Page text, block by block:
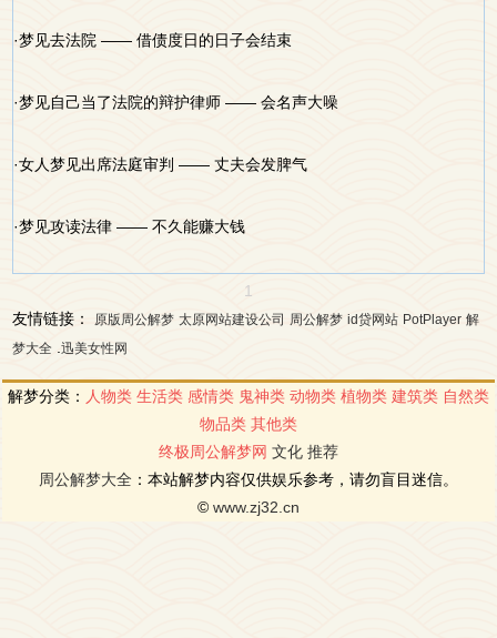
·梦见去法院 —— 借债度日的日子会结束
·梦见自己当了法院的辩护律师 —— 会名声大噪
·女人梦见出席法庭审判 —— 丈夫会发脾气
·梦见攻读法律 —— 不久能赚大钱
1
友情链接：
原版周公解梦 太原网站建设公司 周公解梦 id贷网站 PotPlayer 解
梦大全
迅美女性网
解梦分类： 人物类 生活类 感情类 鬼神类 动物类 植物类 建筑类 自然类
物品类 其他类
终极周公解梦网 文化 推荐
周公解梦大全 ：本站解梦内容仅供娱乐参考，请勿盲目迷信。
© www.zj32.cn